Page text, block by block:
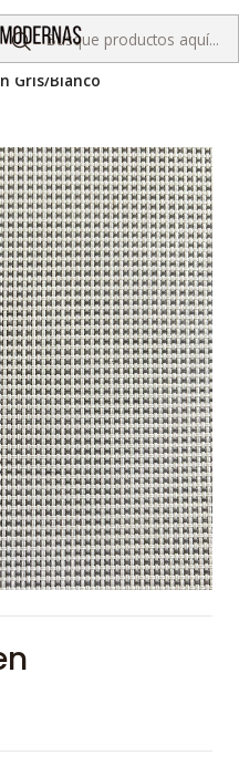
sobre $50.000
Roller Sunscreen
Gris/Blanco